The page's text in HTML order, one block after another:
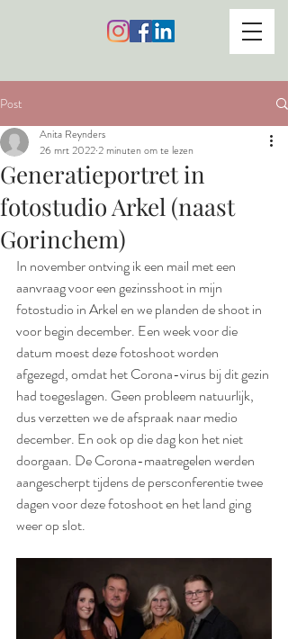
Post
Generatieportret in
fotostudio Arkel (naast
Gorinchem)
Anita Reynders
26 mrt 20222 minuten om te lezen
In november ontving ik een mail met een
aanvraag voor een gezinsshoot in mijn
fotostudio in Arkel en we planden de shoot in
voor begin december. Een week voor die
datum moest deze fotoshoot worden
afgezegd, omdat het Corona-virus bij dit gezin
had toegeslagen. Geen probleem natuurlijk,
dus verzetten we de afspraak naar medio
december. En ook op die dag kon het niet
doorgaan. De Corona-maatregelen werden
aangescherpt tijdens de persconferentie twee
dagen voor deze fotoshoot en het land ging
weer op slot.